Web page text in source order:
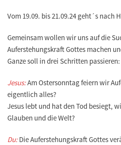
Vom 19.09. bis 21.09.24 geht´s nach
Gemeinsam wollen wir uns auf die
Auferstehungskraft Gottes machen
Ganze soll in drei Schritten passieren:
Jesus:Am Ostersonntag feiern wir
eigentlich alles?
Jesus lebt und hat den Tod besiegt,
Glauben und die Welt?
Du:Die Auferstehungskraft Gottes